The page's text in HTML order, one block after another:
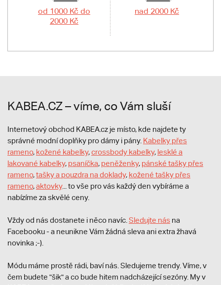
od 1000 Kč do
2000 Kč
nad 2000 Kč
KABEA.CZ – víme, co Vám sluší
Internetový obchod KABEA.cz je místo, kde najdete ty
správné modní doplňky pro dámy i pány. Kabelky přes
rameno, kožené kabelky,crossbody kabelky, lesklé a
lakované kabelky, psaníčka, peněženky, pánské tašky přes
rameno,tašky a pouzdra na doklady, kožené tašky přes
rameno,aktovky... to vše pro vás každý den vybíráme a
nabízíme za skvělé ceny.
Vždy od nás dostanete i něco navíc. Sledujte nás na
Facebooku - a neunikne Vám žádná sleva ani extra žhavá
novinka ;-).
Módu máme prostě rádi, baví nás. Sledujeme trendy. Víme, v
čem budete "šik" a co bude hitem nadcházející sezóny. My v